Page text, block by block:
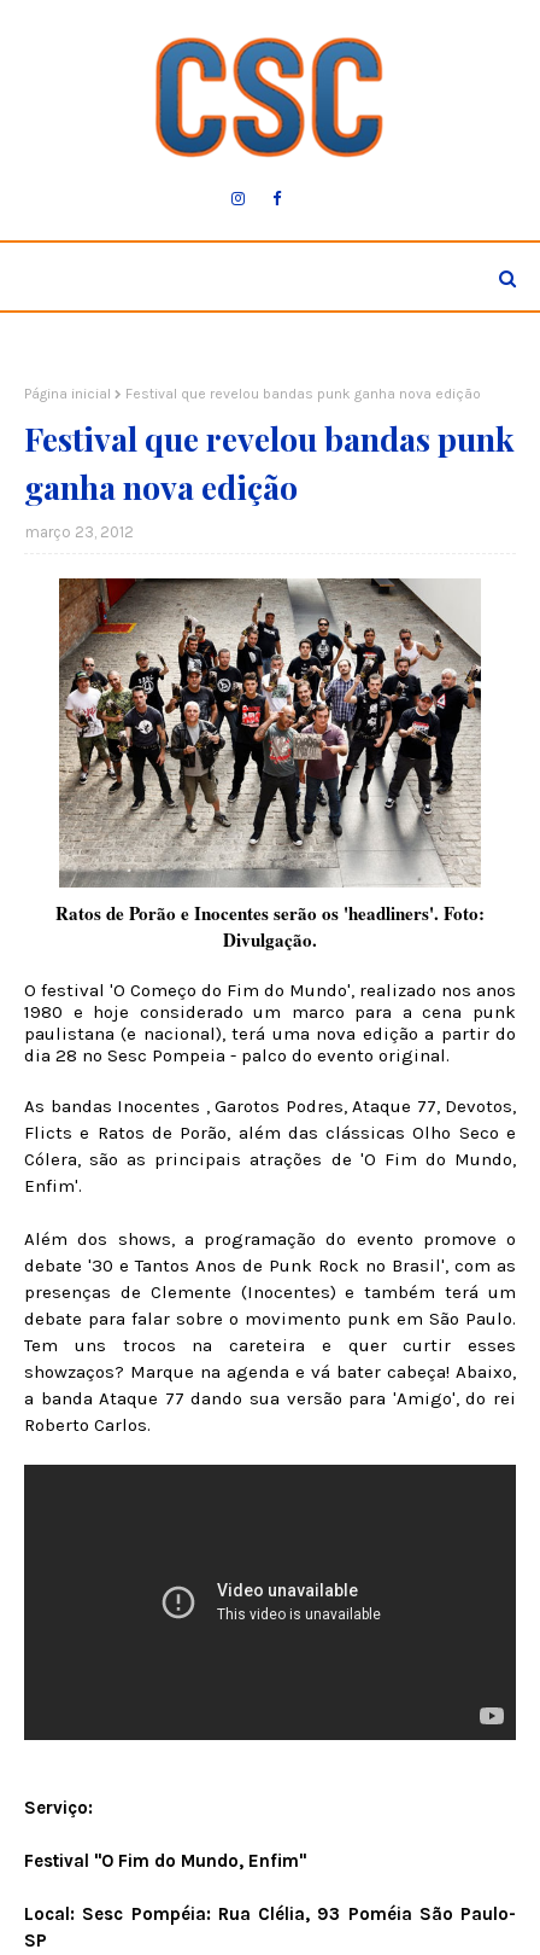
Página inicial Festival que revelou bandas punk ganha nova edição
Festival que revelou bandas punk
ganha nova edição
março 23, 2012
Ratos de Porão e Inocentes serão os 'headliners'. Foto:
Divulgação.
O festival 'O Começo do Fim do Mundo', realizado nos anos
1980 e hoje considerado um marco para a cena punk
paulistana (e nacional), terá uma nova edição a partir do
dia 28 no Sesc Pompeia - palco do evento original.
As bandas Inocentes , Garotos Podres, Ataque 77, Devotos,
Flicts e Ratos de Porão, além das clássicas Olho Seco e
Cólera, são as principais atrações de 'O Fim do Mundo,
Enfim'.
Além dos shows, a programação do evento promove o
debate '30 e Tantos Anos de Punk Rock no Brasil', com as
presenças de Clemente (Inocentes) e também terá um
debate para falar sobre o movimento punk em São Paulo.
Tem uns trocos na careteira e quer curtir esses
showzaços? Marque na agenda e vá bater cabeça! Abaixo,
a banda Ataque 77 dando sua versão para 'Amigo', do rei
Roberto Carlos.
Serviço:
Festival "O Fim do Mundo, Enfim"
Local: Sesc Pompéia: Rua Clélia, 93 Poméia São Paulo-
SP